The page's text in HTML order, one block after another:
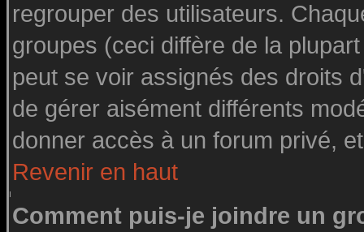
regrouper des utilisateurs.
groupes (ceci diffère de la
peut se voir assignés des droits
de gérer aisément différents
donner accès à un forum privé,
Revenir en haut
Comment puis-je joindre un